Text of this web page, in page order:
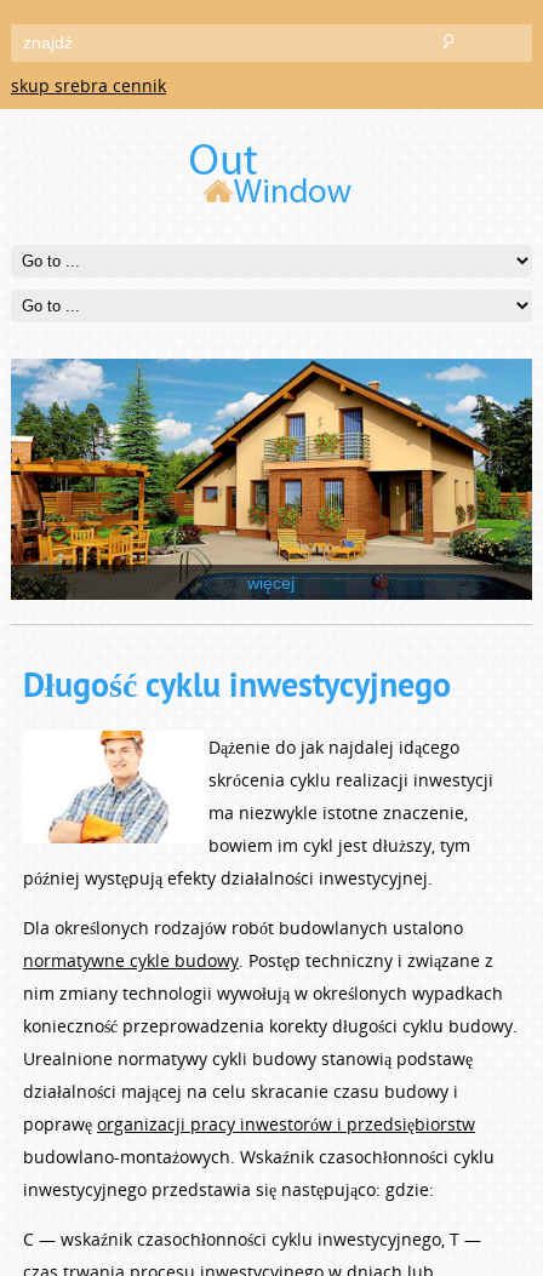
skup srebra cennik
więcej
Długość cyklu inwestycyjnego
Dążenie do jak najdalej idącego
skrócenia cyklu realizacji inwestycji
ma niezwykle istotne znaczenie,
bowiem im cykl jest dłuższy, tym
później występują efekty działalności inwestycyjnej.
Dla określonych rodzajów robót budowlanych ustalono
normatywne cykle budowy. Postęp techniczny i związane z
nim zmiany technologii wywołują w określonych wypadkach
konieczność przeprowadzenia korekty długości cyklu budowy.
Urealnione normatywy cykli budowy stanowią podstawę
działalności mającej na celu skracanie czasu budowy i
poprawę organizacji pracy inwestorów i przedsiębiorstw
budowlano-montażowych. Wskaźnik czasochłonności cyklu
inwestycyjnego przedstawia się następująco: gdzie:
C — wskaźnik czasochłonności cyklu inwestycyjnego, T —